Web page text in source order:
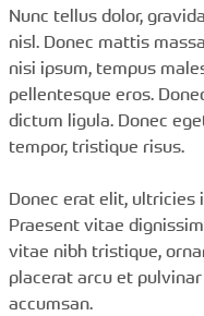
Nunc tellus dolor,
nisl. Donec mattis
nisi ipsum, tempus
pellentesque eros.
dictum ligula. Donec
tempor, tristique risus.
Donec erat elit, ultricies
Praesent vitae
vitae nibh tristique,
placerat arcu et
accumsan.